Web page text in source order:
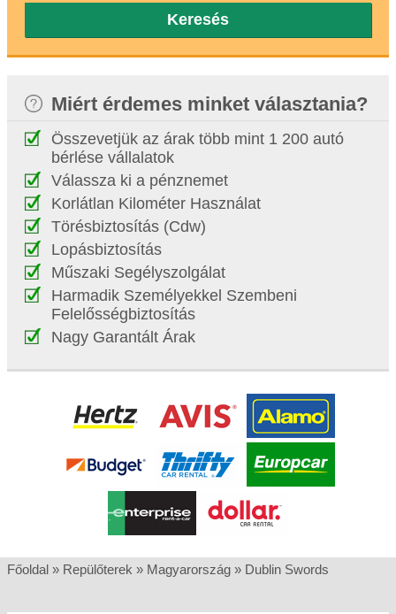
Keresés
Miért érdemes minket választania?
Összevetjük az árak több mint 1 200 autó
bérlése vállalatok
Válassza ki a pénznemet
Korlátlan Kilométer Használat
Törésbiztosítás (Cdw)
Lopásbiztosítás
Műszaki Segélyszolgálat
Harmadik Személyekkel Szembeni
Felelősségbiztosítás
Nagy Garantált Árak
Főoldal » Repülőterek » Magyarország » Dublin Swords